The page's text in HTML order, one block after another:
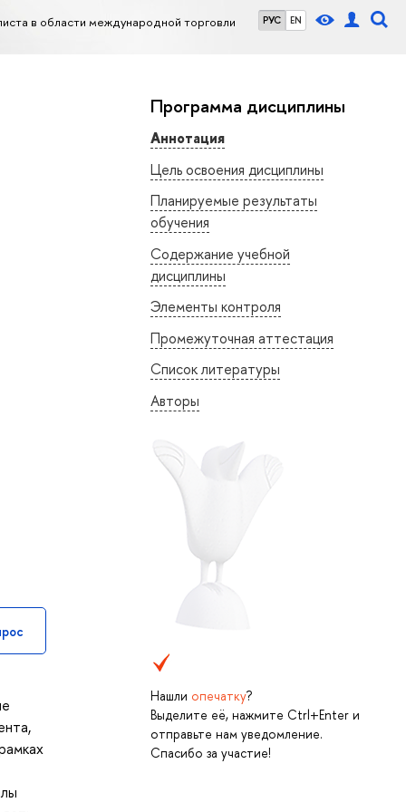
РУС EN
в области международной торговли
Программа дисциплины
Аннотация
Цель освоения дисциплины
Планируемые результаты
обучения
Содержание учебной
дисциплины
Элементы контроля
Промежуточная аттестация
Список литературы
Авторы
Нашли опечатку?
Выделите её, нажмите Ctrl+Enter и
отправьте нам уведомление.
Спасибо за участие!